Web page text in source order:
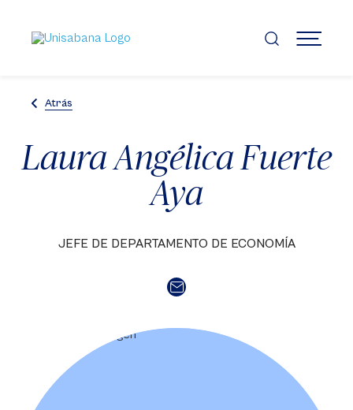
contenido
principal
MENÚ
Atrás
Laura Angélica Fuerte
Aya
JEFE DE DEPARTAMENTO DE ECONOMÍA